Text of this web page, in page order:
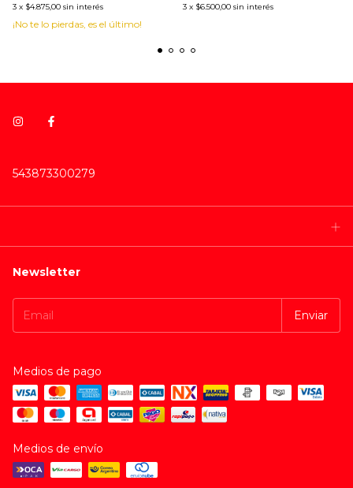
3 x $4.875,00 sin interés
¡No te lo pierdas, es el último!
3 x $6.500,00 sin interés
543873300279
Newsletter
Medios de pago
Medios de envío